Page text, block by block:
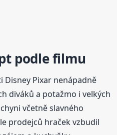
podle filmu
Pixar nenápadně
diváků a potažmo i velkých
včetně slavného
prodejců hraček vzbudil